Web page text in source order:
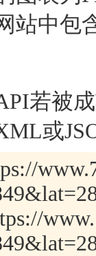
站中包
被成
或